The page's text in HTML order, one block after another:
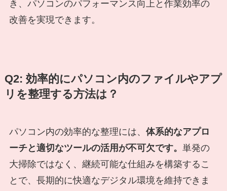
き、パソコンのパフォーマンス向上と作業効率の
改善を実現できます。
Q2: 効率的にパソコン内のファイルやアプ
リを整理する方法は？
パソコン内の効率的な整理には、 体系的なアプロ
ーチと適切なツールの活用が不可欠です。 単発の
大掃除ではなく、継続可能な仕組みを構築するこ
とで、長期的に快適なデジタル環境を維持できま